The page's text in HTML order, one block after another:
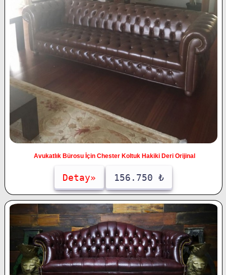
Avukatlık Bürosu İçin Chester Koltuk Hakiki Deri Orijinal
Detay» 156.750 ₺